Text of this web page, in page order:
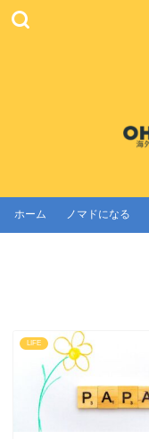
ホーム ノマドになる
LIFE